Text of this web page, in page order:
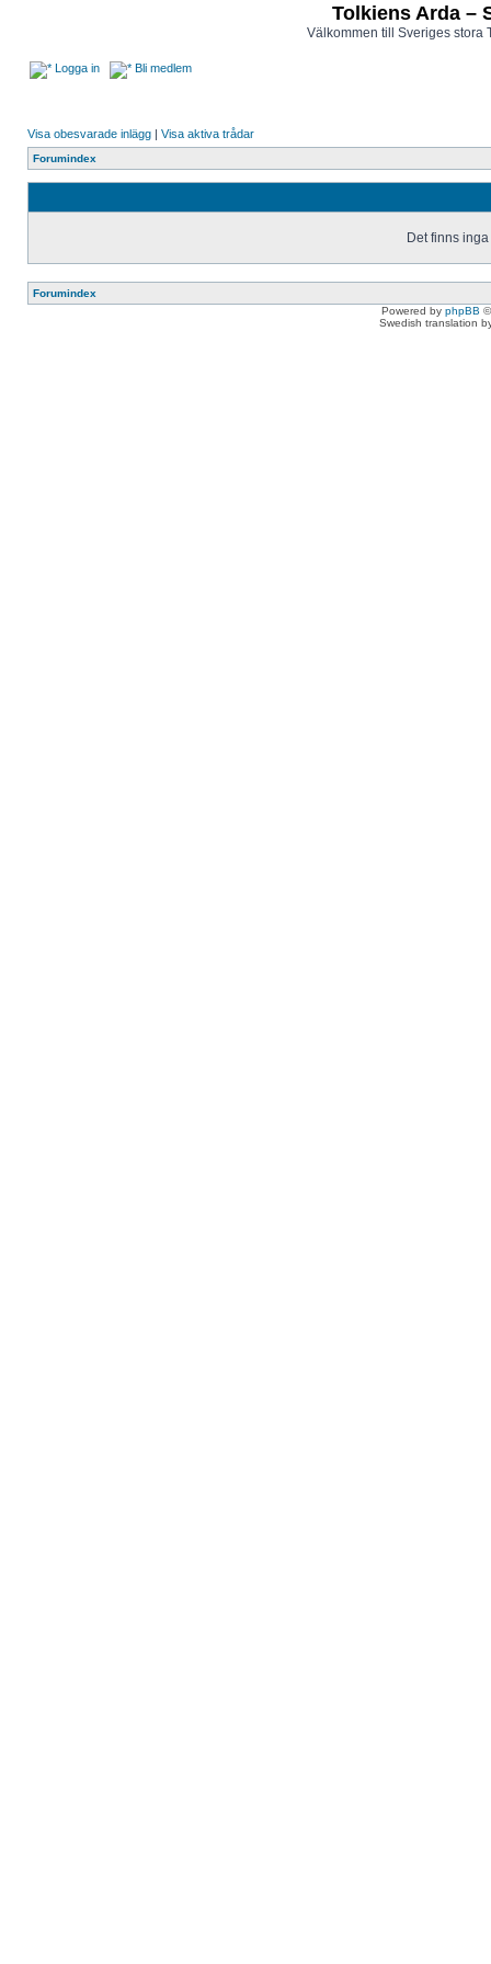
Tolkiens Arda –
Välkommen till Sveriges stora
Logga in Bli medlem
Visa obesvarade inlägg | Visa aktiva trådar
Forumindex
Det finns
Forumindex
Powered by phpBB
Swedish translation